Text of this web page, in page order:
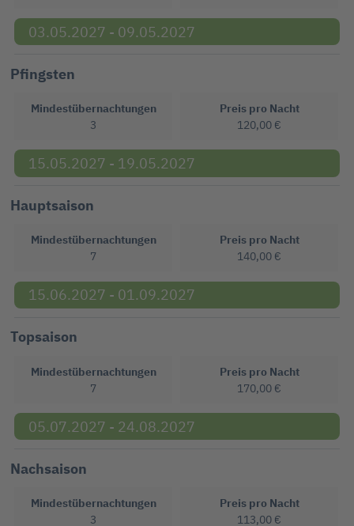
03.05.2027 - 09.05.2027
Pfingsten
Mindestübernachtungen
3
Preis pro Nacht
120,00 €
15.05.2027 - 19.05.2027
Hauptsaison
Mindestübernachtungen
7
Preis pro Nacht
140,00 €
15.06.2027 - 01.09.2027
Topsaison
Mindestübernachtungen
7
Preis pro Nacht
170,00 €
05.07.2027 - 24.08.2027
Nachsaison
Mindestübernachtungen
3
Preis pro Nacht
113,00 €